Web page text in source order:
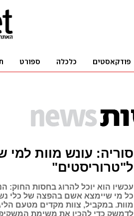
סוריה: עונש מוות למי
ל"טרוריסטים"
עכשיו הוא יוכל להרוג בחסות החוק:
כל מי שיימצא אשם בהפצה של כלי
מוות. במקביל, צוות מקדים מטעם
לדמשק כדי להכין את משימת